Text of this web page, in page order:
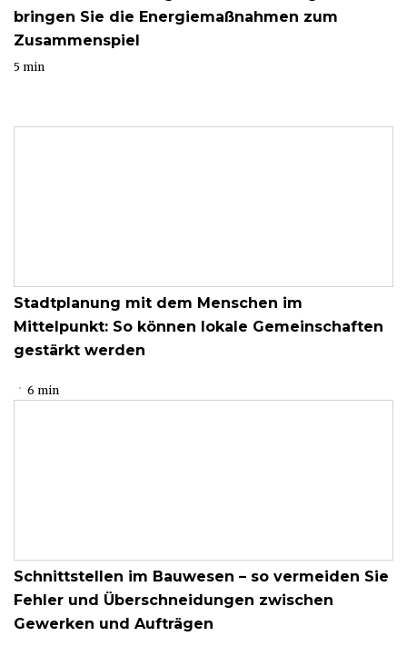
bringen Sie die Energiemaßnahmen zum
Zusammenspiel
5 min
Stadtplanung mit dem Menschen im
Mittelpunkt: So können lokale Gemeinschaften
gestärkt werden
6 min
Schnittstellen im Bauwesen – so vermeiden Sie
Fehler und Überschneidungen zwischen
Gewerken und Aufträgen